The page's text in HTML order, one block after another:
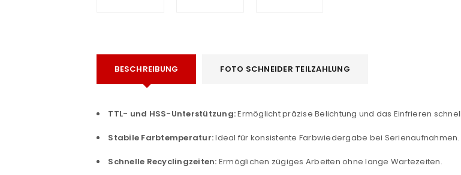
BESCHREIBUNG FOTO SCHNEIDER TEILZAHLUNG
TTL- und HSS-Unterstützung:Ermöglicht präzise Belichtung und das Einfrieren
Stabile Farbtemperatur:Ideal für konsistente Farbwiedergabe bei Serienaufnahmen.
Schnelle Recyclingzeiten: Ermöglichen zügiges Arbeiten ohne lange Wartezeiten.